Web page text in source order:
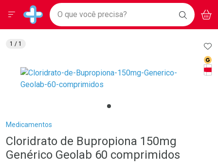
Drogarias Pacheco
Baixe nosso APP e aproveite Ofertas Exclusivas!
BAIXE
O APP
Ir direto para a home
pela página
Ir direto para o conteúdo
Ir direto para a busca
Ir direto para a conta
Ir direto para a notificações
Ir direto para o carrinho
Ir direto para o menu
Faça a sua busca
O que você precisa? BUSCAR
Menu
Breadcrumb
Medicamentos
Cloridrato de Bupropiona 150mg
Genérico Geolab 60 comprimidos
1 / 1